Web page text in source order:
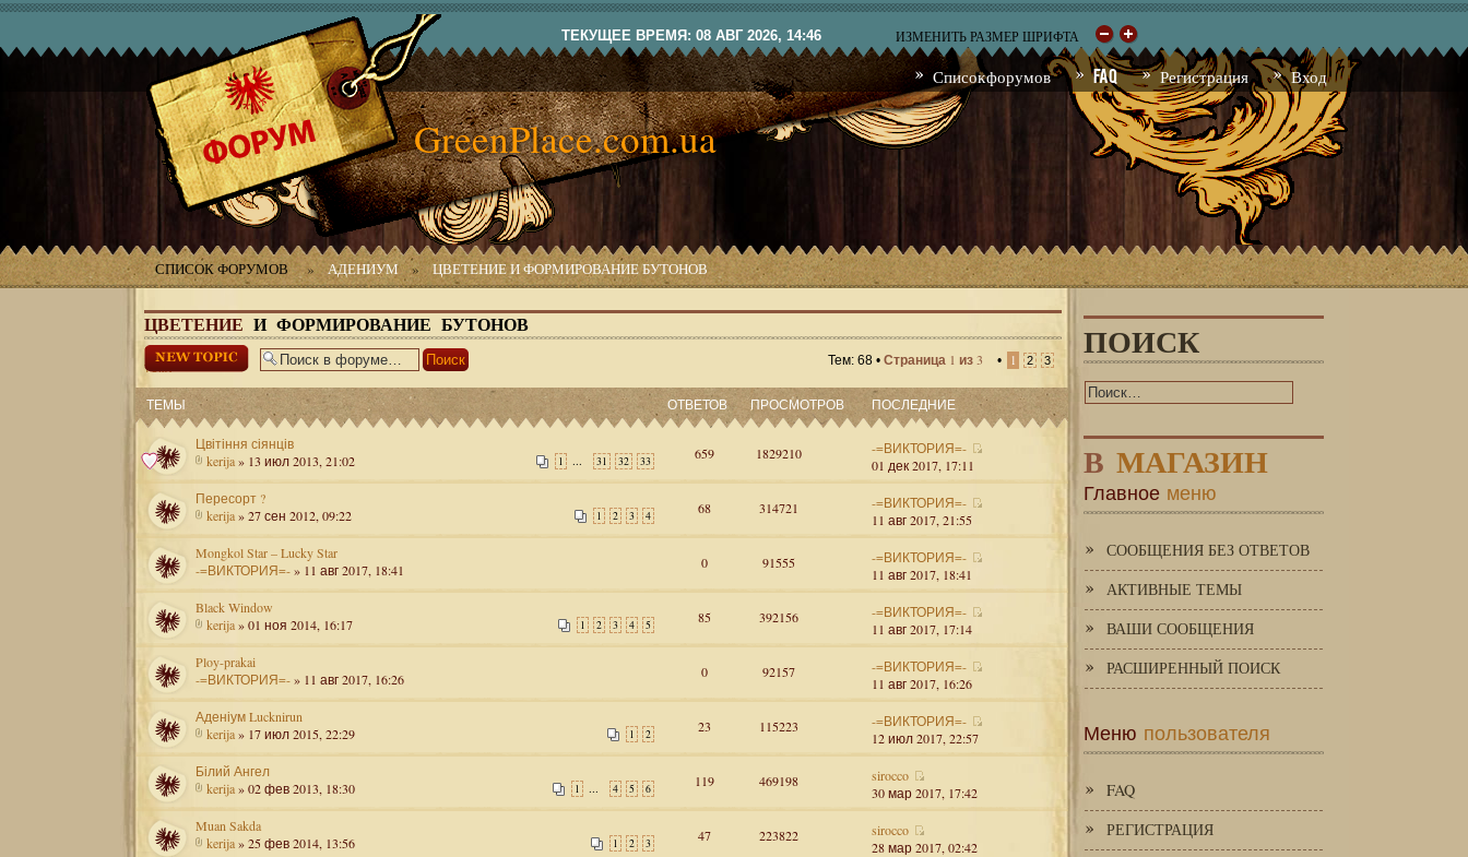
ТЕКУЩЕЕ ВРЕМЯ: 08 АВГ 2026, 14:46 ИЗМЕНИТЬ РАЗМЕР ШРИФТА
Список форумов FAQ Регистрация Вход
GreenPlace.com.ua
СПИСОК ФОРУМОВ » АДЕНИУМ » ЦВЕТЕНИЕ И ФОРМИРОВАНИЕ БУТОНОВ
ЦВЕТЕНИЕ И ФОРМИРОВАНИЕ БУТОНОВ
Начать новую
тему
Тем: 68 • Страница 1 из 3 • 1 2 3
ТЕМЫ ОТВЕТОВ ПРОСМОТРОВ ПОСЛЕДНИЕ
Цвітіння сіянців
1 ... 31 32 33
kerija» 13 июл 2013, 21:02 659 1829210
-=ВИКТОРИЯ=-
01 дек 2017, 17:11
Пересорт ?
1 2 3 4
kerija» 27 сен 2012, 09:22 68 314721
-=ВИКТОРИЯ=-
11 авг 2017, 21:55
Mongkol Star – Lucky Star
-=ВИКТОРИЯ=-» 11 авг 2017, 18:41 0 91555
-=ВИКТОРИЯ=-
11 авг 2017, 18:41
Black Window
1 2 3 4 5
kerija» 01 ноя 2014, 16:17 85 392156
-=ВИКТОРИЯ=-
11 авг 2017, 17:14
Ploy-prakai
-=ВИКТОРИЯ=-» 11 авг 2017, 16:26 0 92157
-=ВИКТОРИЯ=-
11 авг 2017, 16:26
Аденіум Lucknirun
1 2
kerija» 17 июл 2015, 22:29 23 115223
-=ВИКТОРИЯ=-
12 июл 2017, 22:57
Білий Ангел
1 ... 4 5 6
kerija» 02 фев 2013, 18:30 119 469198
sirocco
30 мар 2017, 17:42
Muan Sakda
1 2 3
kerija» 25 фев 2014, 13:56 47 223822
sirocco
28 мар 2017, 02:42
ПОИСК
В МАГАЗИН
Главное меню
СООБЩЕНИЯ БЕЗ ОТВЕТОВ
АКТИВНЫЕ ТЕМЫ
ВАШИ СООБЩЕНИЯ
РАСШИРЕННЫЙ ПОИСК
Меню пользователя
FAQ
РЕГИСТРАЦИЯ